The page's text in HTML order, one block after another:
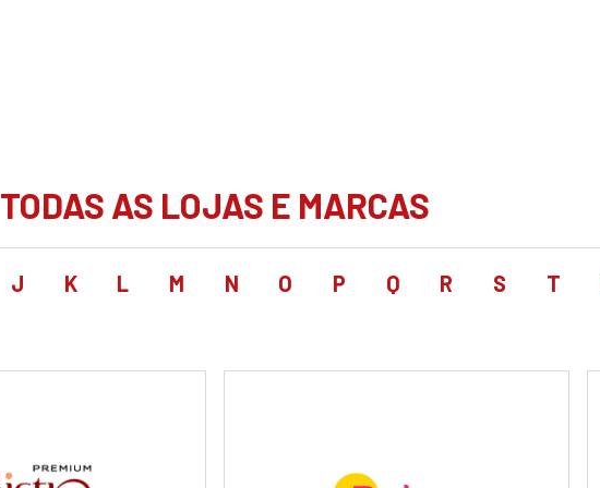
TODAS AS LOJAS E MARCAS
J K L M N O P Q R S T